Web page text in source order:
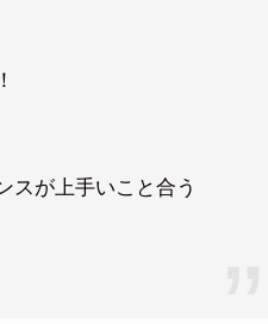
スが上手いこと合う